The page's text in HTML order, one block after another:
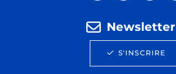
Newsletter
S'INSCRIRE